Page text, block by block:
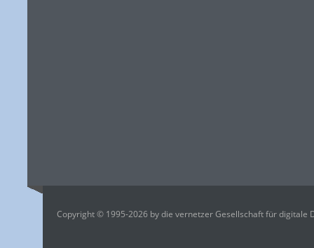
Copyright © 1995-2026 by die vernetzer Gesellschaft für digitale